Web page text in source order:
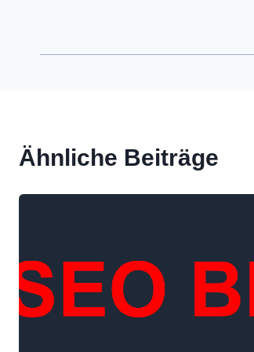
Ähnliche Beiträge